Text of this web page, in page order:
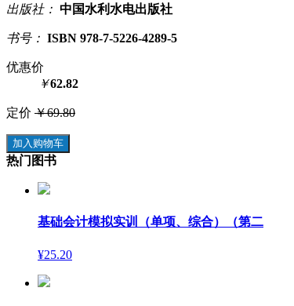
出版社： 中国水利水电出版社
书号： ISBN 978-7-5226-4289-5
优惠价
￥62.82
定价 ￥69.80
加入购物车
热门图书
基础会计模拟实训（单项、综合）（第二
¥25.20